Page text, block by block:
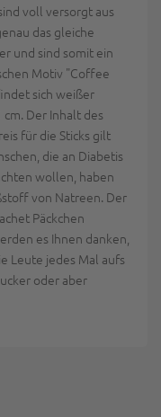
voll versorgt aus
das gleiche
und sind somit ein
Motiv "Coffee
sich weißer
Der Inhalt des
für die Sticks gilt
die an Diabetis
wollen, haben
von Natreen. Der
Päckchen
es Ihnen danken,
Leute jedes Mal aufs
oder aber